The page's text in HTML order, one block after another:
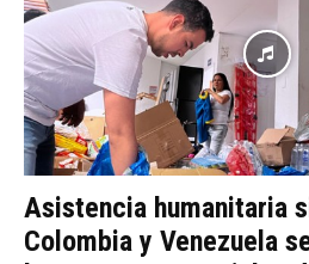
Asistencia humanitaria
Colombia y Venezuela